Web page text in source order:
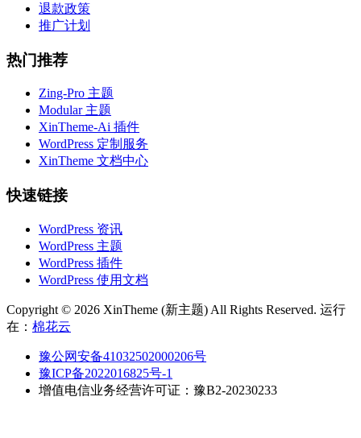
退款政策
推广计划
热门推荐
Zing-Pro 主题
Modular 主题
XinTheme-Ai 插件
WordPress 定制服务
XinTheme 文档中心
快速链接
WordPress 资讯
WordPress 主题
WordPress 插件
WordPress 使用文档
Copyright © 2026 XinTheme (新主题) All Rights Reserved. 运行
在： 棉花云
豫公网安备41032502000206号
豫ICP备2022016825号-1
增值电信业务经营许可证：豫B2-20230233